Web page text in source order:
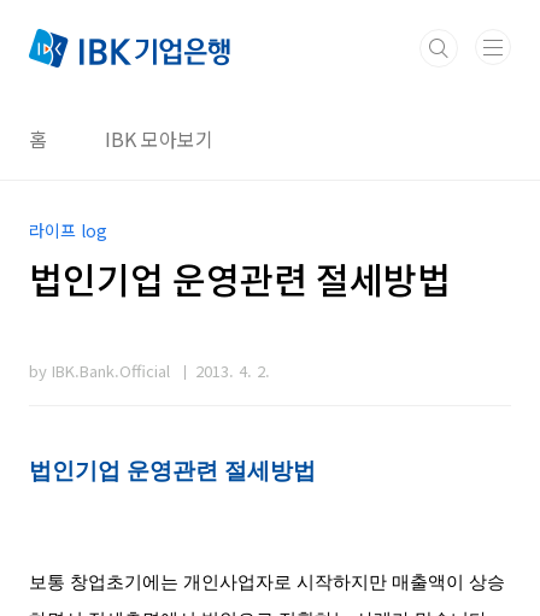
홈 IBK 모아보기
라이프 log
법인기업 운영관련 절세방법
by IBK.Bank.Official 2013. 4. 2.
법인기업 운영관련 절세방법
보통 창업초기에는 개인사업자로 시작하지만 매출액이 상승